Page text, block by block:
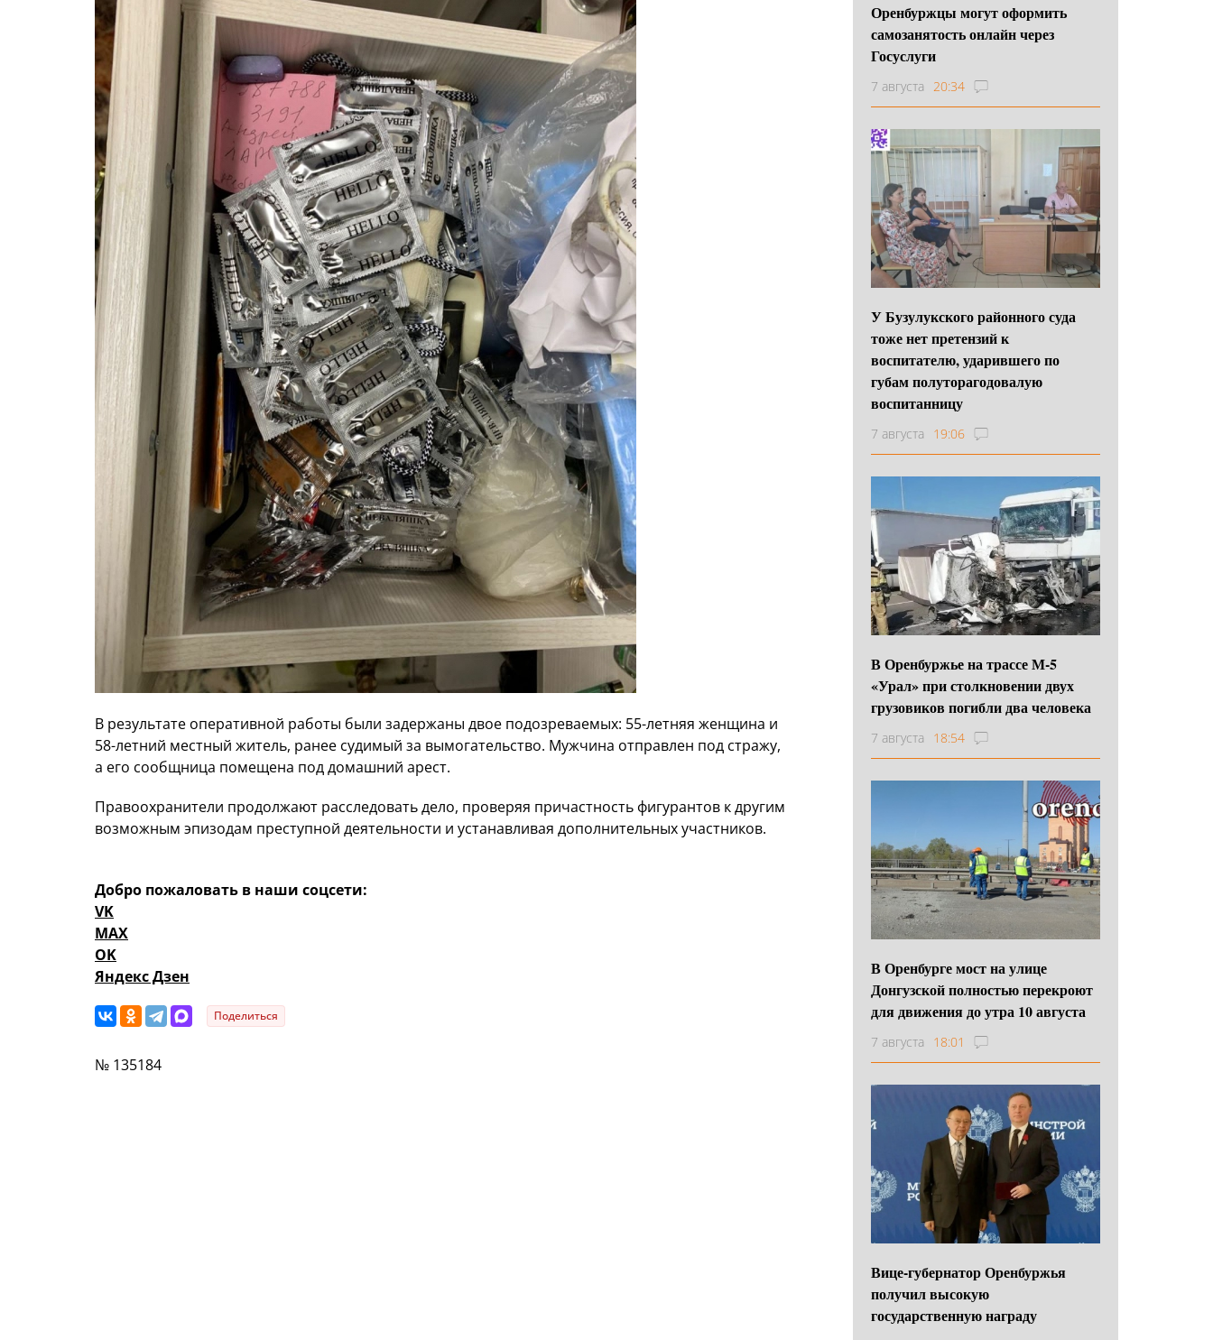
В результате оперативной работы были задержаны двое подозреваемых: 55-летняя женщина и
58-летний местный житель, ранее судимый за вымогательство. Мужчина отправлен под стражу,
а его сообщница помещена под домашний арест.
Правоохранители продолжают расследовать дело, проверяя причастность фигурантов к другим
возможным эпизодам преступной деятельности и устанавливая дополнительных участников.
Добро пожаловать в наши соцсети:
VK
MAX
OK
Яндекс Дзен
Поделиться
№ 135184
Оренбуржцы могут оформить
самозанятость онлайн через
Госуслуги
7 августа 20:34
У Бузулукского районного суда
тоже нет претензий к
воспитателю, ударившего по
губам полуторагодовалую
воспитанницу
7 августа 19:06
В Оренбуржье на трассе М-5
«Урал» при столкновении двух
грузовиков погибли два человека
7 августа 18:54
В Оренбурге мост на улице
Донгузской полностью перекроют
для движения до утра 10 августа
7 августа 18:01
Вице-губернатор Оренбуржья
получил высокую
государственную награду